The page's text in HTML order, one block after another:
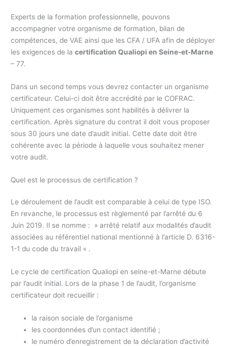
Experts de la formation professionnelle, pouvons
accompagner votre organisme de formation, bilan de
compétences, de VAE ainsi que les CFA / UFA afin de déployer
les exigences de lacertification Qualiopi en Seine-et-Marne
– 77.
Dans un second temps vous devrez contacter un organisme
certificateur. Celui-ci doit être accrédité par le COFRAC.
Uniquement ces organismes sont habilités à délivrer la
certification. Après signature du contrat il doit vous proposer
sous 30 jours une date d’audit initial. Cette date doit être
cohérente avec la période à laquelle vous souhaitez mener
votre audit.
Quel est le processus de certification ?
Le déroulement de l’audit est comparable à celui de type ISO.
En revanche, le processus est règlementé par l’arrêté du 6
Juin 2019. Il se nomme : » arrêté relatif aux modalités d’audit
associées au référentiel national mentionné à l’article D. 6316-
1-1 du code du travail « .
Le cycle de certification Qualiopi en seine-et-Marne débute
par l’audit initial. Lors de la phase 1 de l’audit, l’organisme
certificateur doit recueillir :
la raison sociale de l’organisme
les coordonnées d’un contact identifié ;
le numéro d’enregistrement de la déclaration d’activité